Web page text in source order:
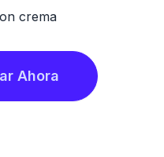
crema
Ahora